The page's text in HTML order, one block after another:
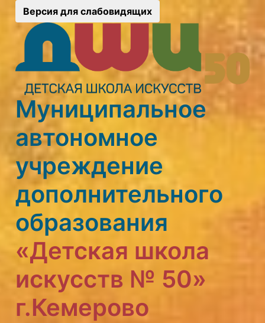
Версия для слабовидящих
Муниципальное
автономное
учреждение
дополнительного
образования
«Детская школа
искусств № 50»
г.Кемерово